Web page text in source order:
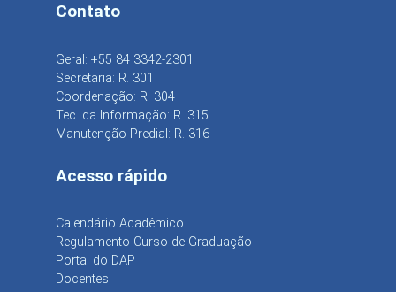
Contato
Geral: +55 84 3342-2301
Secretaria: R. 301
Coordenação: R. 304
Tec. da Informação: R. 315
Manutenção Predial: R. 316
Acesso rápido
Calendário Acadêmico
Regulamento Curso de Graduação
Portal do DAP
Docentes